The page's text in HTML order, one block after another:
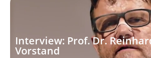
Interview: Prof. Dr.
Vorstand